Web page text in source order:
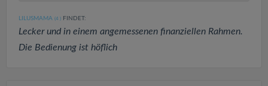
LILUSMAMA (4 ) FINDET:
Lecker und in einem angemessenen finanziellen Rahmen.
Die Bedienung ist höflich